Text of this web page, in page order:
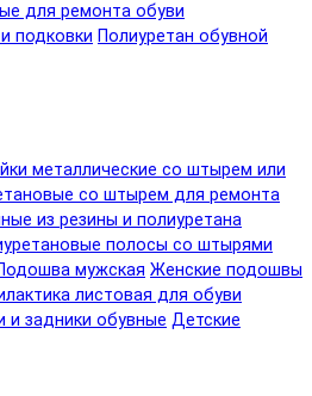
для ремонта обуви
подковки Полиуретан обувной
металлические со штырем или
со штырем для ремонта
из резины и полиуретана
полосы со штырями
мужская Женские подошвы
листовая для обуви
и задники обувные Детские